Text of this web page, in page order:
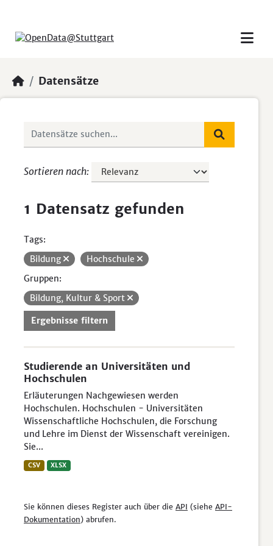
Datensätze
Sortieren nach
1 Datensatz gefunden
Tags:
Bildung
Hochschule
Gruppen:
Bildung, Kultur & Sport
Ergebnisse filtern
Studierende an Universitäten und
Hochschulen
Erläuterungen Nachgewiesen werden
Hochschulen. Hochschulen - Universitäten
Wissenschaftliche Hochschulen, die Forschung
und Lehre im Dienst der Wissenschaft vereinigen.
Sie...
CSV XLSX
Sie können dieses Register auch über die API (siehe API-
Dokumentation) abrufen.